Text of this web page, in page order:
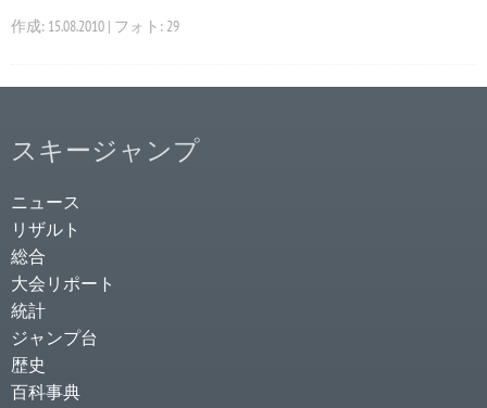
作成: 15.08.2010 | フォト: 29
スキージャンプ
ニュース
リザルト
総合
大会リポート
統計
ジャンプ台
歴史
百科事典